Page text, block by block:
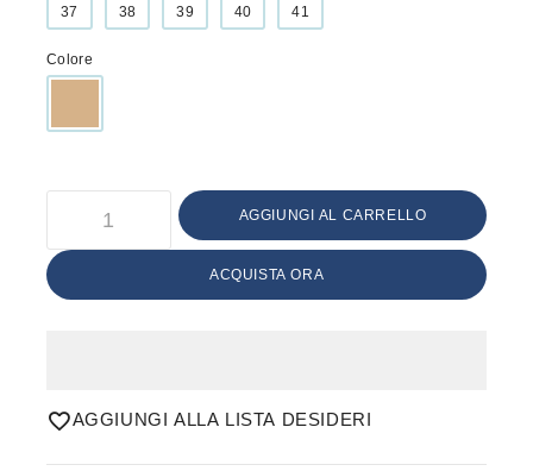
37
38 39 40 41
Colore
AGGIUNGI AL CARRELLO
ACQUISTA ORA
AGGIUNGI ALLA LISTA DESIDERI